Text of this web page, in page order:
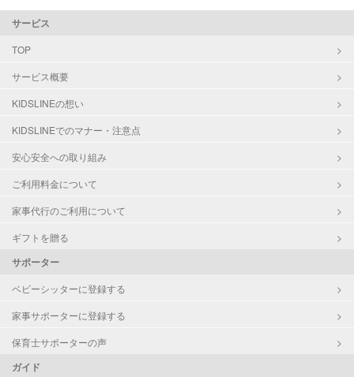
サービス
TOP
サービス概要
KIDSLINEの想い
KIDSLINEでのマナー・注意点
安心安全への取り組み
ご利用料金について
家事代行のご利用について
ギフトを贈る
サポーター
ベビーシッターに登録する
家事サポーターに登録する
保育士サポーターの声
ガイド